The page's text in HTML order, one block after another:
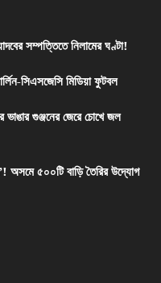
সম্পত্তিতে নিলামের ঘণ্টা!
সিএসজেসি মিডিয়া ফুটবল
ভাঙার গুঞ্জনের জেরে চোখে জল
অসমে ৫০০টি বাড়ি তৈরির উদ্যোগ